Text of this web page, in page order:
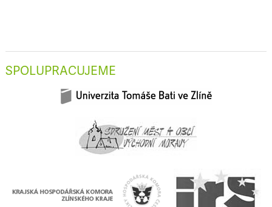
SPOLUPRACUJEME